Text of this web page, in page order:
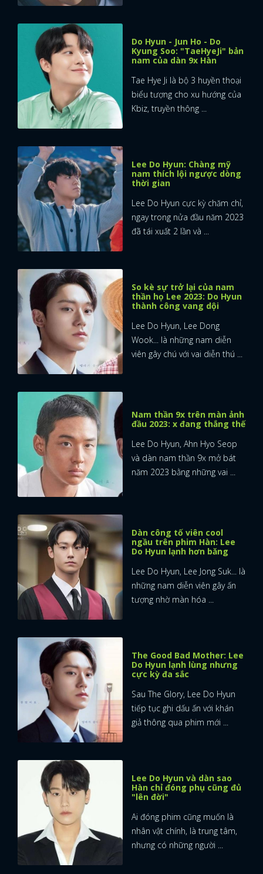
Do Hyun - Jun Ho - Do
Kyung Soo: "TaeHyeJi" bản
nam của dàn 9x Hàn
Tae Hye Ji là bộ 3 huyền thoại
biểu tượng cho xu hướng của
Kbiz, truyền thông ...
Lee Do Hyun: Chàng mỹ
nam thích lội ngược dòng
thời gian
Lee Do Hyun cực kỳ chăm chỉ,
ngay trong nửa đầu năm 2023
đã tái xuất 2 lần và ...
So kè sự trở lại của nam
thần họ Lee 2023: Do Hyun
thành công vang dội
Lee Do Hyun, Lee Dong
Wook... là những nam diễn
viên gây chú với vai diễn thú ...
Nam thần 9x trên màn ảnh
đầu 2023: x đang thắng thế
Lee Do Hyun, Ahn Hyo Seop
và dàn nam thần 9x mở bát
năm 2023 bằng những vai ...
Dàn công tố viên cool
ngầu trên phim Hàn: Lee
Do Hyun lạnh hơn băng
Lee Do Hyun, Lee Jong Suk... là
những nam diễn viên gây ấn
tượng nhờ màn hóa ...
The Good Bad Mother: Lee
Do Hyun lạnh lùng nhưng
cực kỳ đa sắc
Sau The Glory, Lee Do Hyun
tiếp tục ghi dấu ấn với khán
giả thông qua phim mới ...
Lee Do Hyun và dàn sao
Hàn chỉ đóng phụ cũng đủ
"lên đời"
Ai đóng phim cũng muốn là
nhân vật chính, là trung tâm,
nhưng có những người ...